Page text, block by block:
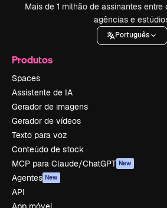
Mais de 1 milhão de assinantes entre
agências e
Português
Produtos
Spaces
Assistente de IA
Gerador de imagens
Gerador de vídeos
Texto para voz
Conteúdo de stock
MCP para Claude/ChatGPT New
Agentes New
API